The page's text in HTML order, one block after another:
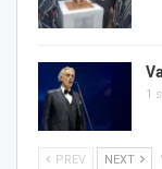
1
PREV NEXT